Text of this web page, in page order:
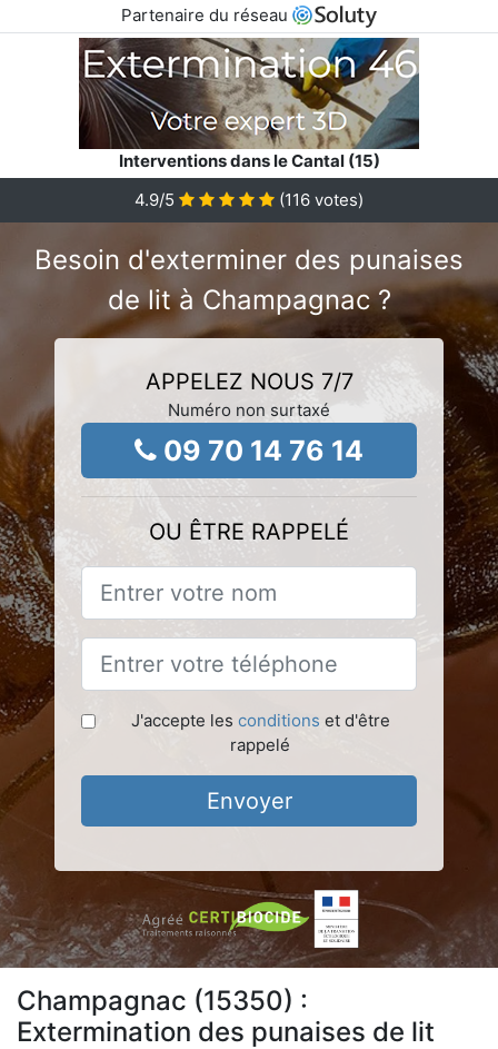
Partenaire du réseau
Interventions dans le Cantal (15)
4.9/5 (116 votes)
Besoin d'exterminer des punaises
de lit à Champagnac ?
APPELEZ NOUS 7/7
Numéro non surtaxé
09 70 14 76 14
OU ÊTRE RAPPELÉ
J'accepte les conditions et d'être
rappelé
Envoyer
Champagnac (15350) :
Extermination des punaises de lit